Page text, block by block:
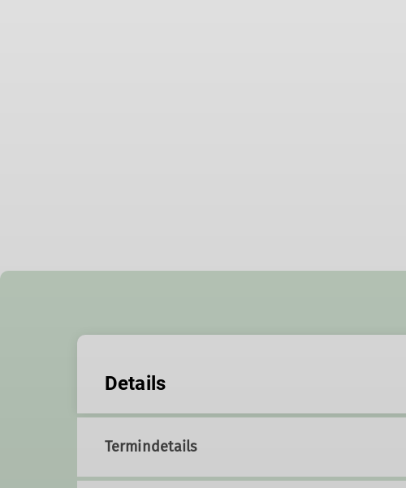
Details
Termindetails